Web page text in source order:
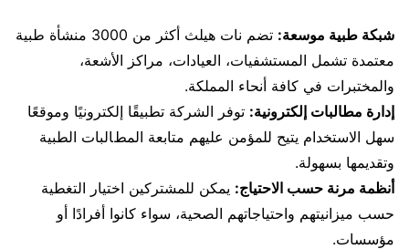
شبكة طبية موسعة:
تضم نات هيلث أكثر من 3000 منشأة طبية
معتمدة تشمل المستشفيات، العيادات، مراكز الأشعة،
والمختبرات في كافة أنحاء المملكة.
إدارة مطالبات إلكترونية: توفر الشركة تطبيقًا إلكترونيًا وموقعًا
سهل الاستخدام يتيح للمؤمن عليهم متابعة المطالبات الطبية
وتقديمها بسهولة.
أنظمة مرنة حسب الاحتياج: يمكن للمشتركين اختيار التغطية
حسب ميزانيتهم واحتياجاتهم الصحية، سواء كانوا أفرادًا أو
مؤسسات.